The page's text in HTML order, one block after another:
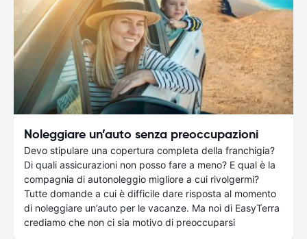
Noleggiare un’auto senza preoccupazioni
Devo stipulare una copertura completa della franchigia?
Di quali assicurazioni non posso fare a meno? E qual è la
compagnia di autonoleggio migliore a cui rivolgermi?
Tutte domande a cui è difficile dare risposta al momento
di noleggiare un’auto per le vacanze. Ma noi di EasyTerra
crediamo che non ci sia motivo di preoccuparsi